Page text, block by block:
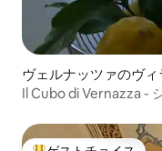
ヴェルナッツァのヴィ
Il Cubo di Vernazza -